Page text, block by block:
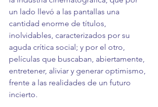
un lado llevó a las pantallas una
cantidad enorme de títulos,
inolvidables, caracterizados por su
aguda crítica social; y por el otro,
películas que buscaban, abiertamente,
entretener, aliviar y generar optimismo,
frente a las realidades de un futuro
incierto.